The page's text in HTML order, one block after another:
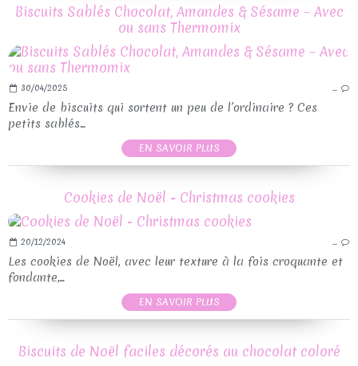
Biscuits Sablés Chocolat, Amandes & Sésame – Avec
ou sans Thermomix
30/04/2025 …
Envie de biscuits qui sortent un peu de l’ordinaire ? Ces
petits sablés...
EN SAVOIR PLUS
Cookies de Noël - Christmas cookies
20/12/2024 …
Les cookies de Noël, avec leur texture à la fois croquante et
fondante,...
EN SAVOIR PLUS
Biscuits de Noël faciles décorés au chocolat coloré